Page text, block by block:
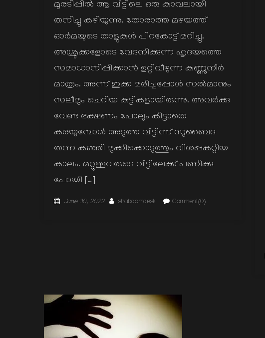
മുരടിപ്പില്‍ ആ വീട്ടിലെ ഒരു കാവലായി
തനിച്ചു കഴിയുന്നു. തോരാത്ത മഴയത്ത്
ഓര്‍മയുടെ താളുകള്‍ പിറകോട്ട് മറിച്ചു.
അശ്രുക്കളോടെ വേദനിക്കുന്ന ഹൃദയത്തെ
സമാധാനിപ്പിക്കാന്‍ ഉറ്റിവീഴുന്ന കണ്ണുനീര്‍
മാത്രം. അന്ന് ഇക്ക മരിച്ചപ്പോള്‍ സല്‍മാനും
സലീമും ചെറിയ കുട്ടികളായിരുന്നു. അവര്‍ക്കു
വേണ്ട ഭക്ഷണം പോലും കിട്ടാതെ
കരയുമ്പോള്‍ അടുത്ത വീട്ടിന്ന് സുബൈദ
തന്ന കഞ്ഞി മുക്കിക്കൊടുത്തും വിശപ്പകറ്റിയ
കാലം. മറ്റുള്ളവരുടെ വീട്ടിലേക്ക് പണിക്കു
പോയി […]
Posted
June 30, 2022 Author
shabdamdesk Comment(0)